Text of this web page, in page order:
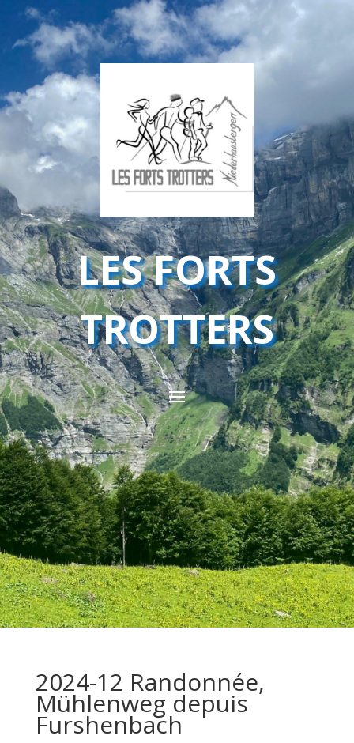
LES FORTS
TROTTERS
2024-12 Randonnée,
Mühlenweg depuis
Furshenbach